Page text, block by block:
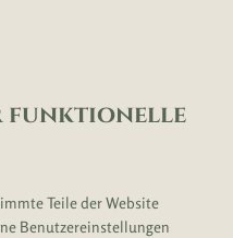
funktionelle
Teile der Website
Benutzereinstellungen